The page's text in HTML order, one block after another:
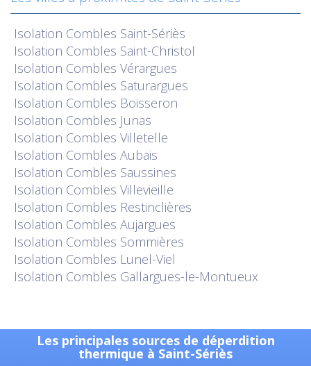
Isolation Combles Saint-Sériès
Isolation Combles Saint-Christol
Isolation Combles Vérargues
Isolation Combles Saturargues
Isolation Combles Boisseron
Isolation Combles Junas
Isolation Combles Villetelle
Isolation Combles Aubais
Isolation Combles Saussines
Isolation Combles Villevieille
Isolation Combles Restinclières
Isolation Combles Aujargues
Isolation Combles Sommières
Isolation Combles Lunel-Viel
Isolation Combles Gallargues-le-Montueux
Les principales sources de déperdition
thermique à Saint-Sériès